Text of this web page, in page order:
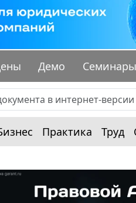
Демо Семинары
Практика Труд